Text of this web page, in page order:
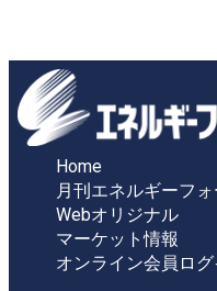
Home
月刊エネルギーフ
Webオリジナル
マーケット情報
オンライン会員ログ